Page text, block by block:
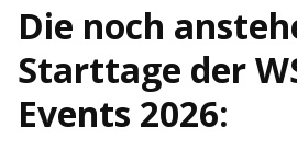
Die noch
Starttage der
Events 2026: